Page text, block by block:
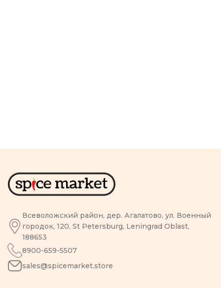
Всеволожский район, дер. Агалатово, ул. Военный
городок, 120, St Petersburg, Leningrad Oblast,
188653
8900-659-5507
sales@spicemarket.store